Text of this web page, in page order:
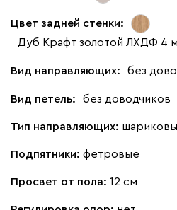
Цвет задней стенки:
Дуб Крафт золотой ЛХДФ 4
Вид направляющих: без
Вид петель: без доводчиков
Тип направляющих:
Подпятники: фетровые
Просвет от пола: 12 см